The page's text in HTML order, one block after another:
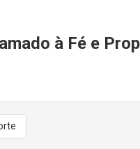
à Fé e